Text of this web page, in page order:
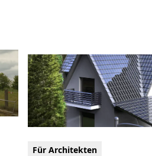
Für Architekten